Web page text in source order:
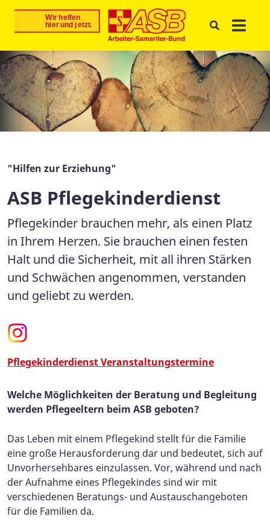
"Hilfen zur Erziehung"
ASB Pflegekinderdienst
Pflegekinder brauchen mehr, als einen Platz
in Ihrem Herzen. Sie brauchen einen festen
Halt und die Sicherheit, mit all ihren Stärken
und Schwächen angenommen, verstanden
und geliebt zu werden.
Pflegekinderdienst Veranstaltungstermine
Welche Möglichkeiten der Beratung und Begleitung
werden Pflegeeltern beim ASB geboten?
Das Leben mit einem Pflegekind stellt für die Familie
eine große Herausforderung dar und bedeutet, sich auf
Unvorhersehbares einzulassen. Vor, während und nach
der Aufnahme eines Pflegekindes sind wir mit
verschiedenen Beratungs- und Austauschangeboten
für die Familien da.